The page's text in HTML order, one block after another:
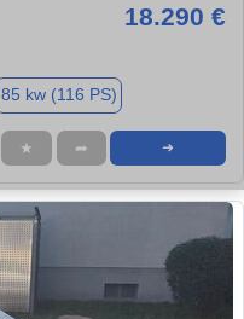
18.290 €
85 kw (116 PS)
★ ➦ ➜